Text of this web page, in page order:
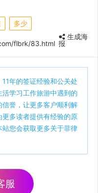
多少
flbrk/83.html
生成海
报
年的签证经验和公关处
学习工作旅游中遇到的
誉，让更多客户顺利解
多读者提供有经验的原
您会获取更多关于菲律
服